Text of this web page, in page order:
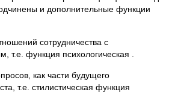
и дополнительные функции
сотрудничества с
т.е. функция психологическая .
как части будущего
т.е. стилистическая функция